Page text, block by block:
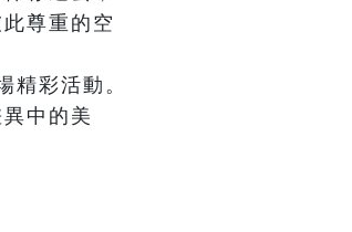
尊重的空
精彩活動。
中的美